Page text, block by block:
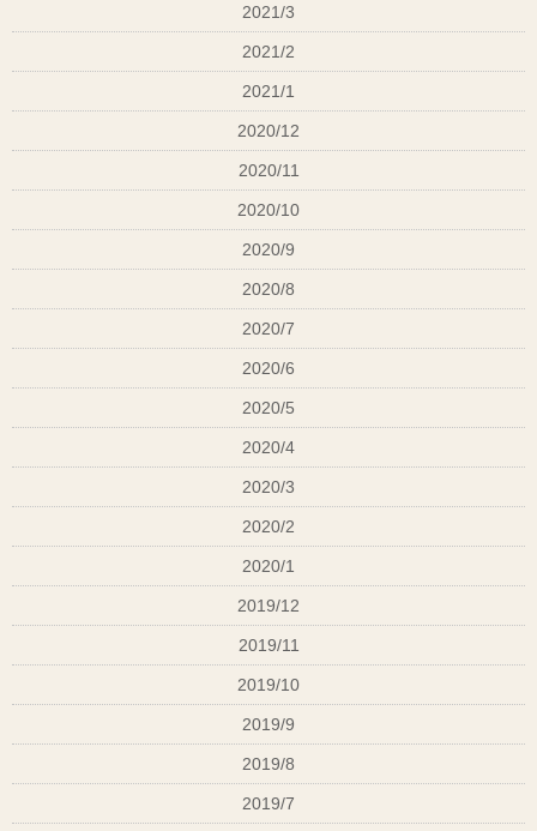
やる気満々エネルギッシュにいきたい時見せたい時はレッド系
優しく見せたい時や愛情たっぷり見せたい時はピンク系
神秘的にオシャレに個性を出したい時はパープル系
などいろいろ、パーソナルカラーは人に与える印象も含めて、その日の
テーマにそって洋服選びをするのも楽しいですよね(*^o^
今日も、元気に頑張りまーす！ ミネコラサロンケア
#大和
#広陵高田ビジネスサ
#髪質改善ト
#奈良
#大和高
#大和高
お友達で探している方いらっしゃったら紹介してく
ださい！！
アシスタント見習い時給￥900〜
アシスタント経験者時給￥950〜
技術はカット以外はだいたいやってましたというア
シスタントの方時給￥1000
是非お電話ください！！
0745-25-3131 担当マツハタまで
2021/3
2021/2
2021/1
2020/12
2020/11
2020/10
2020/9
2020/8
2020/7
2020/6
2020/5
2020/4
2020/3
2020/2
2020/1
2019/12
2019/11
2019/10
2019/9
2019/8
2019/7